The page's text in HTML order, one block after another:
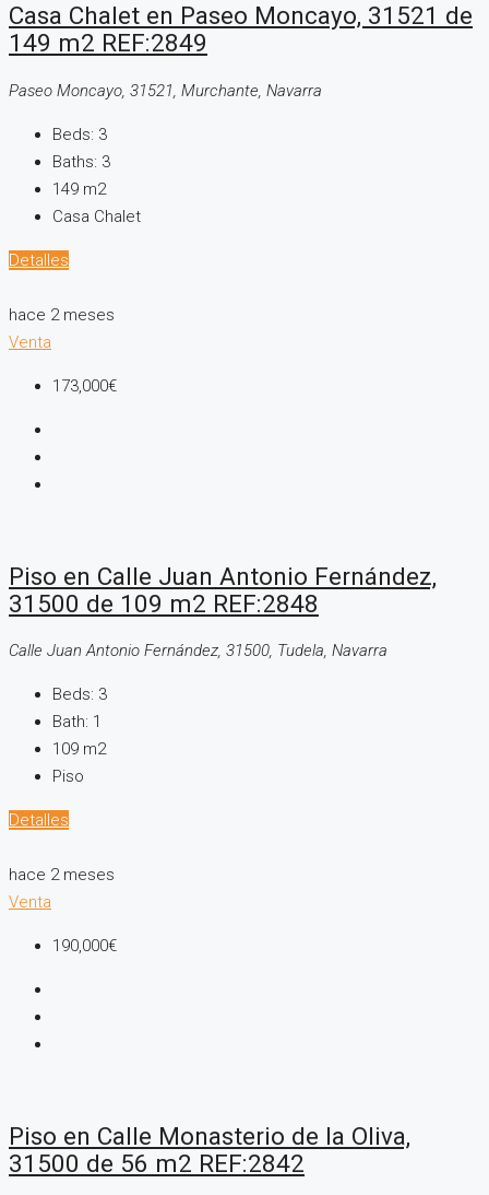
Casa Chalet en Paseo Moncayo, 31521 de
149 m2 REF:2849
Paseo Moncayo, 31521, Murchante, Navarra
Beds: 3
Baths: 3
149 m2
Casa Chalet
Detalles
hace 2 meses
Venta
173,000€
Piso en Calle Juan Antonio Fernández,
31500 de 109 m2 REF:2848
Calle Juan Antonio Fernández, 31500, Tudela, Navarra
Beds: 3
Bath: 1
109 m2
Piso
Detalles
hace 2 meses
Venta
190,000€
Piso en Calle Monasterio de la Oliva,
31500 de 56 m2 REF:2842